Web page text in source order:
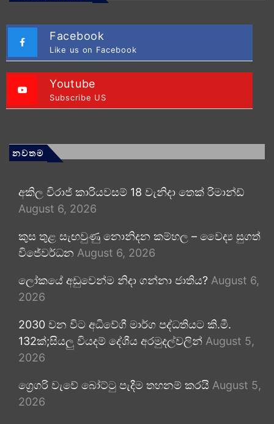
Facebook
Like us on Facebook
Youtube
Subscribe US
නවතම
අකිල විරාජ් කාරියවසම් 18 වැනිදා තෙක් රිමාන්ඩ්
August 6, 2026
කුස තුළ සැඟවුණු නොනිදන කම්හල – වෛද්‍ය සුගත්
විජේවර්ධන August 6, 2026
ලෝකයේ අඩුවෙන්ම නිදා ගන්නා ජාතිය? August 6,
2026
2030 වන විට අධිවේගී මාර්ග පද්ධතියට කි.මී.
132ක්;සියලු වියදම් දේශීය අරමුදල්වලින් August 5,
2026
ග්‍රෙගරි වැවේ බෝට්ටු පැදීම තහනම් කරයි August 5,
2026